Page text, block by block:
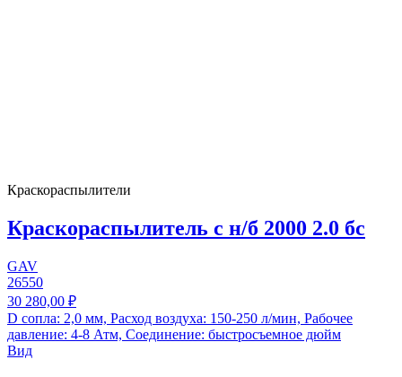
Краскораспылители
Краскораспылитель с н/б 2000 2.0 бс
GAV
26550
30 280,00 ₽
D сопла: 2,0 мм, Расход воздуха: 150-250 л/мин, Рабочее
давление: 4-8 Атм, Соединение: быстросъемное дюйм
Вид